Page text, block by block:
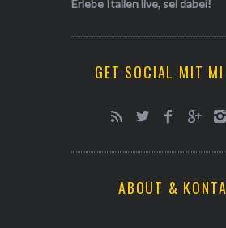
Erlebe Italien live, sei dabei!
GET SOCIAL MIT
ABOUT &